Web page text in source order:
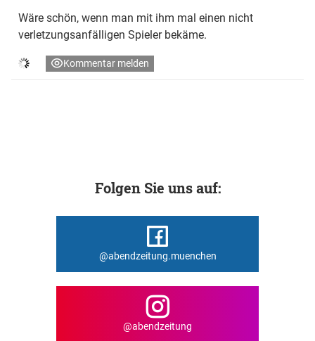
Wäre schön, wenn man mit ihm mal einen nicht
verletzungsanfälligen Spieler bekäme.
Kommentar melden
Folgen Sie uns auf:
@abendzeitung.muenchen
@abendzeitung